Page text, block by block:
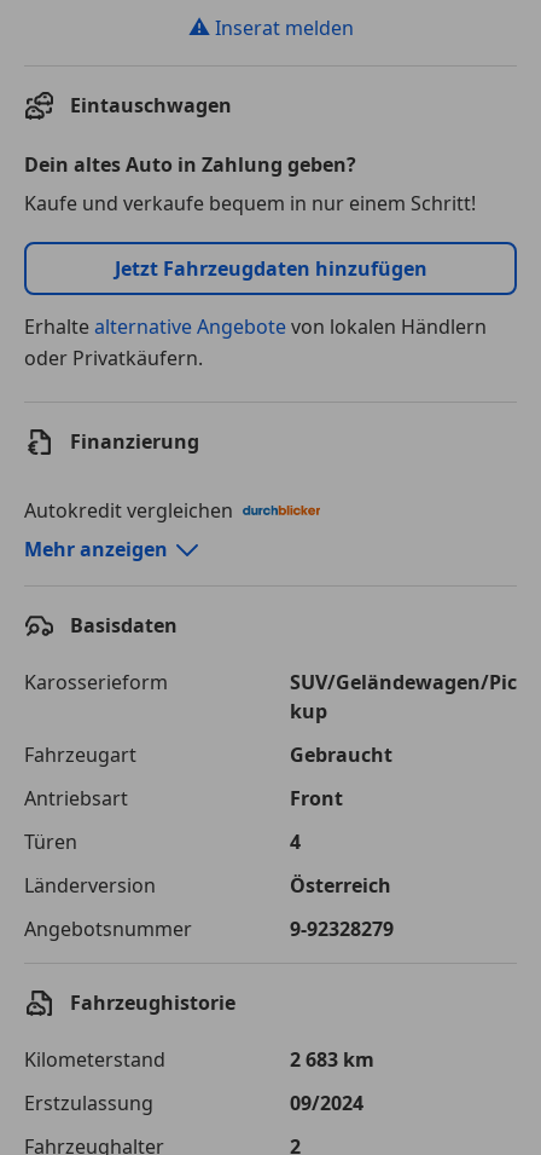
⚠ Inserat melden
Eintauschwagen
Dein altes Auto in Zahlung geben?
Kaufe und verkaufe bequem in nur einem Schritt!
Jetzt Fahrzeugdaten hinzufügen
Erhaltealternative Angebotevon lokalen Händlern
oder Privatkäufern.
Finanzierung
Autokredit vergleichen
Autokredit-Rechner von durchblicker.at
120 Monate
Kreditbetrag
€ 20 000,-
Gesamtbetrag
Einberechnete Gebühren
€ 0,-
Effektivzinsatz
Sollzinssatz
Monatliche Rate € 234,80
Die tatsächlichen Konditionen sind abhängig von Ihrer Bonität sowie
von der von Ihnen gewählten Bank. Rückzahlungszeitraum 1-10
Jahre. Zinsspanne Sollzinssatz: 2,90% - 14,90%.
Mehr anzeigen
Basisdaten
Karosserieform
SUV/Geländewagen/Pic
kup
Fahrzeugart
Gebraucht
Antriebsart
Front
Türen
4
Länderversion
Österreich
Angebotsnummer
9-92328279
Fahrzeughistorie
Kilometerstand
2 683 km
Erstzulassung
09/2024
Fahrzeughalter
2